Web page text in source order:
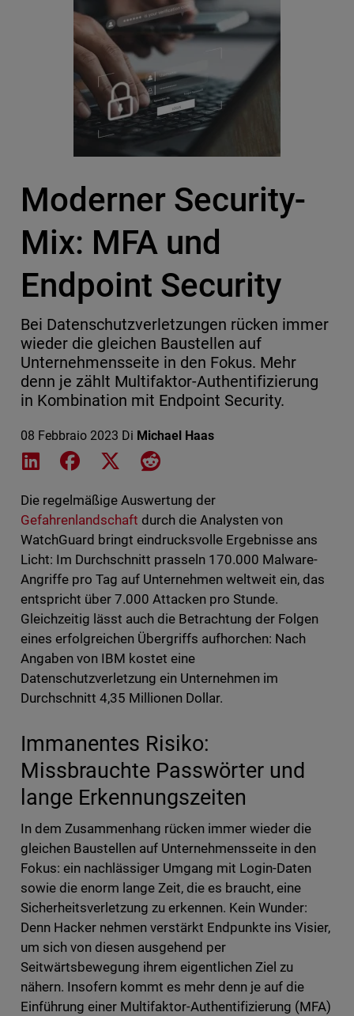
Moderner Security-
Mix: MFA und
Endpoint Security
Bei Datenschutzverletzungen rücken immer
wieder die gleichen Baustellen auf
Unternehmensseite in den Fokus. Mehr
denn je zählt Multifaktor-Authentifizierung
in Kombination mit Endpoint Security.
08 Febbraio 2023 Di Michael Haas
Share on LinkedIn
Share on Facebook
Share on XShare on Reddit
Die regelmäßige Auswertung der
Gefahrenlandschaft durch die Analysten von
WatchGuard bringt eindrucksvolle Ergebnisse ans
Licht: Im Durchschnitt prasseln 170.000 Malware-
Angriffe pro Tag auf Unternehmen weltweit ein, das
entspricht über 7.000 Attacken pro Stunde.
Gleichzeitig lässt auch die Betrachtung der Folgen
eines erfolgreichen Übergriffs aufhorchen: Nach
Angaben von IBM kostet eine
Datenschutzverletzung ein Unternehmen im
Durchschnitt 4,35 Millionen Dollar.
Immanentes Risiko:
Missbrauchte Passwörter und
lange Erkennungszeiten
In dem Zusammenhang rücken immer wieder die
gleichen Baustellen auf Unternehmensseite in den
Fokus: ein nachlässiger Umgang mit Login-Daten
sowie die enorm lange Zeit, die es braucht, eine
Sicherheitsverletzung zu erkennen. Kein Wunder:
Denn Hacker nehmen verstärkt Endpunkte ins Visier,
um sich von diesen ausgehend per
Seitwärtsbewegung ihrem eigentlichen Ziel zu
nähern. Insofern kommt es mehr denn je auf die
Einführung einer Multifaktor-Authentifizierung (MFA)